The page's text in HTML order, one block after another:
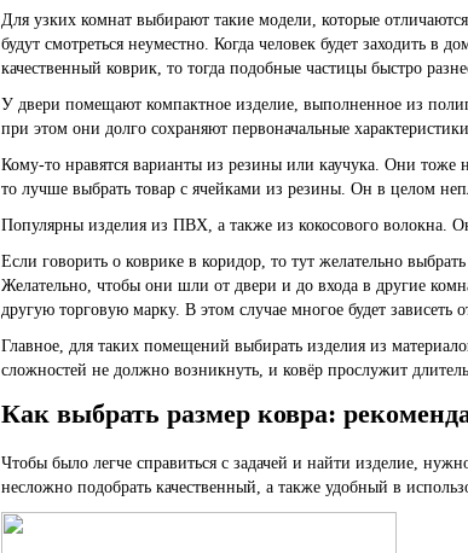
Для узких комнат выбирают такие модели, которые
будут смотреться неуместно. Когда человек будет заходить в
качественный коврик, то тогда подобные частицы быстро
У двери помещают компактное изделие, выполненное из
при этом они долго сохраняют первоначальные
Кому-то нравятся варианты из резины или каучука. Они
то лучше выбрать товар с ячейками из резины. Он в целом
Популярны изделия из ПВХ, а также из кокосового волокна.
Если говорить о коврике в коридор, то тут желательно
Желательно, чтобы они шли от двери и до входа в другие
другую торговую марку. В этом случае многое будет зависеть
Главное, для таких помещений выбирать изделия из
сложностей не должно возникнуть, и ковёр прослужит
Как выбрать размер ковра:
Чтобы было легче справиться с задачей и найти изделие,
несложно подобрать качественный, а также удобный в